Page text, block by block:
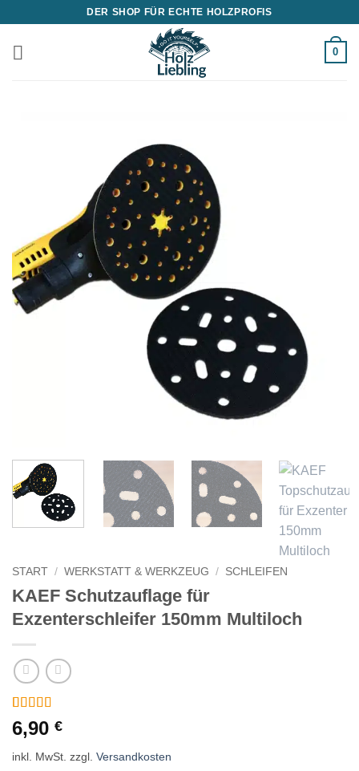
springen
DER SHOP FÜR ECHTE HOLZPROFIS
0
START / WERKSTATT & WERKZEUG / SCHLEIFEN
KAEF Schutzauflage für
Exzenterschleifer 150mm Multiloch
Bewertet
mit4.8von
auf
5
6,90 €
inkl. MwSt. zzgl. Versandkosten